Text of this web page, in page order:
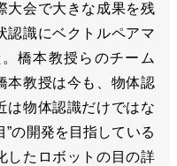
大会で大きな成果を残
認識にベクトルペアマ
橋本教授らのチーム
本教授は今も、物体認
は物体認識だけではな
”の開発を目指している
したロボットの目の詳